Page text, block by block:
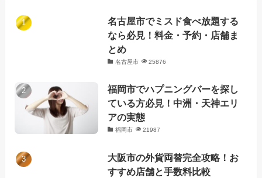
名古屋市でミスド食べ放題する
なら必見！料金・予約・店舗ま
とめ
名古屋市 25876
福岡市でハプニングバーを探し
ている方必見！中洲・天神エリ
アの実態
福岡市 21987
大阪市の外貨両替完全攻略！お
すすめ店舗と手数料比較